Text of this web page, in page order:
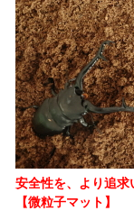
安全性を、より追求
【微粒子マット】